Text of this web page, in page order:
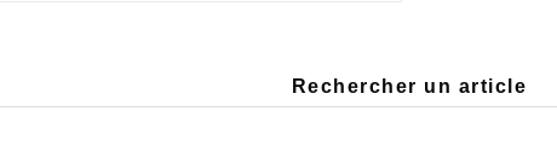
Rechercher un article